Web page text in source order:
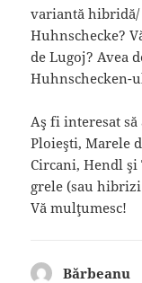
variantă hibridă/
Huhnschecke?
de Lugoj? Avea
Huhnschecken-
Aş fi interesat
Ploieşti, Marele
Circani, Hendl
grele (sau
Vă mulţumesc!
Bărbeanu